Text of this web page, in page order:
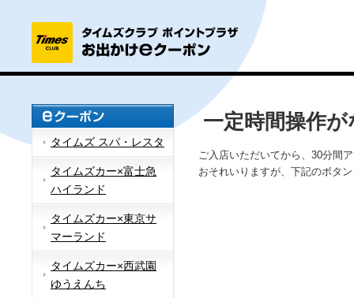
タイムズ スパ・レスタ
タイムズカー×富士急
ハイランド
タイムズカー×東京サ
マーランド
タイムズカー×西武園
ゆうえんち
一定時間操作
ご入店いただいてから、30分間
おそれいりますが、下記のボタ